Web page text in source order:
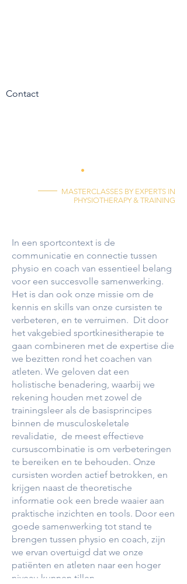
Contact
.
MASTERCLASSES BY EXPERTS IN
PHYSIOTHERAPY & TRAINING
In een sportcontext is de
communicatie en connectie tussen
physio en coach van essentieel belang
voor een succesvolle samenwerking.
Het is dan ook onze missie om de
kennis en skills van onze cursisten te
verbeteren, en te verruimen. Dit door
het vakgebied sportkinesitherapie te
gaan combineren met de expertise die
we bezitten rond het coachen van
atleten. We geloven dat een
holistische benadering, waarbij we
rekening houden met zowel de
trainingsleer als de basisprincipes
binnen de musculoskeletale
revalidatie, de meest effectieve
cursuscombinatie is om verbeteringen
te bereiken en te behouden. Onze
cursisten worden actief betrokken, en
krijgen naast de theoretische
informatie ook een brede waaier aan
praktische inzichten en tools. Door een
goede samenwerking tot stand te
brengen tussen physio en coach, zijn
we ervan overtuigd dat we onze
patiënten en atleten naar een hoger
niveau kunnen tillen.